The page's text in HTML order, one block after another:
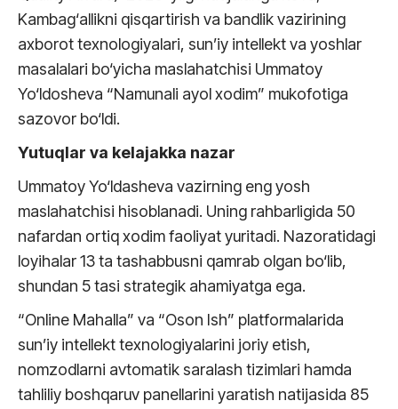
Kambag‘allikni qisqartirish va bandlik vazirining
axborot texnologiyalari, sun’iy intellekt va yoshlar
masalalari bo‘yicha maslahatchisi Ummatoy
Yo‘ldosheva “Namunali ayol xodim” mukofotiga
sazovor bo‘ldi.
Yutuqlar va kelajakka nazar
Ummatoy Yo‘ldasheva vazirning eng yosh
maslahatchisi hisoblanadi. Uning rahbarligida 50
nafardan ortiq xodim faoliyat yuritadi. Nazoratidagi
loyihalar 13 ta tashabbusni qamrab olgan bo‘lib,
shundan 5 tasi strategik ahamiyatga ega.
“Online Mahalla” va “Oson Ish” platformalarida
sun’iy intellekt texnologiyalarini joriy etish,
nomzodlarni avtomatik saralash tizimlari hamda
tahliliy boshqaruv panellarini yaratish natijasida 85